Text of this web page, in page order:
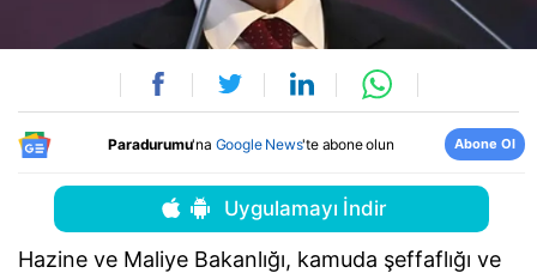
Paradurumu'na Google News'te abone olun Abone Ol
Uygulamayı İndir
Hazine ve Maliye Bakanlığı, kamuda şeffaflığı ve